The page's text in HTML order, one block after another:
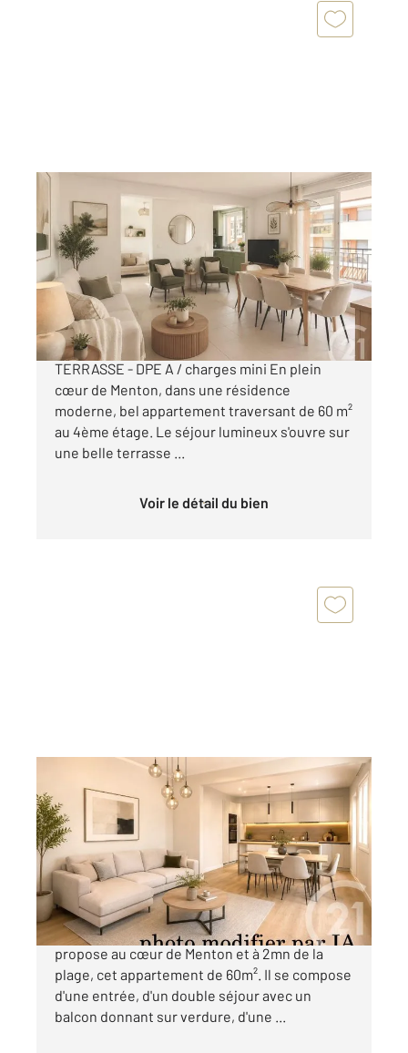
MENTON 06
60,89 m
, 3 pièces
Ref : 707
Appartement à vendre
428 000 €
MENTON CENTRE, 3 PIÈCES de 60 m² BELLE
TERRASSE - DPE A / charges mini En plein
cœur de Menton, dans une résidence
moderne, bel appartement traversant de 60 m²
au 4ème étage. Le séjour lumineux s'ouvre sur
une belle terrasse ...
Voir le détail du bien
59,52 m
2, 3 pièces
Ref : 671
Appartement T3 à vendre
250 000 €
Votre agence CENTURY 21 à Menton vous
propose au cœur de Menton et à 2mn de la
plage, cet appartement de 60m². Il se compose
d'une entrée, d'un double séjour avec un
balcon donnant sur verdure, d'une ...